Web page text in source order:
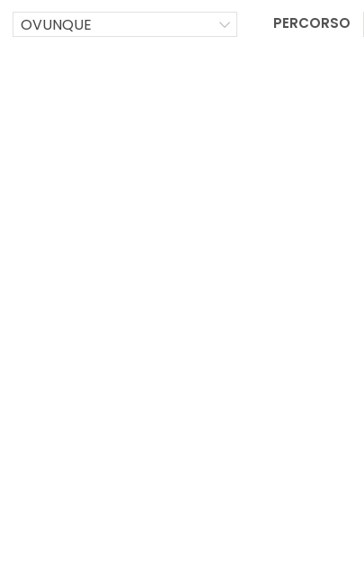
OVUNQUE PERCORSO